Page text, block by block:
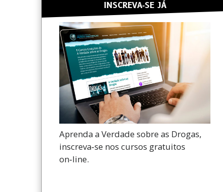
INSCREVA‑SE JÁ
Aprenda a Verdade sobre as Drogas,
inscreva‑se nos cursos gratuitos
on‑line.